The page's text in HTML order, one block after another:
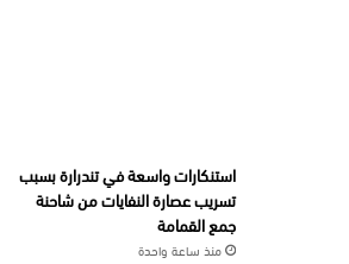
استنكارات واسعة في تندرارة بسبب
تسريب عصارة النفايات من شاحنة
جمع القمامة
منذ ساعة واحدة